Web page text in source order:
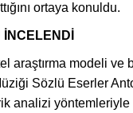
ortaya konuldu.
araştırma modeli
Sözlü Eserler
analizi yöntemleriyle